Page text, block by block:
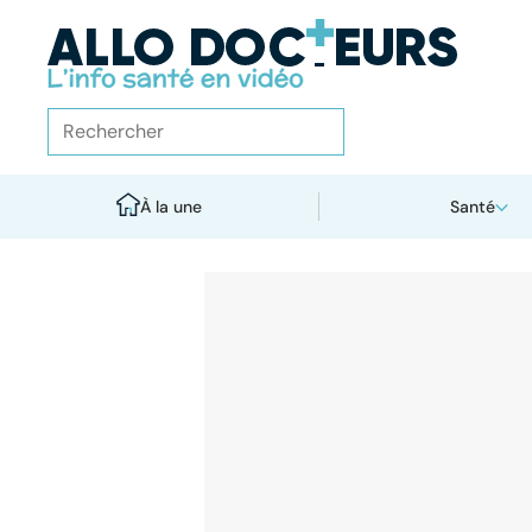
À la une Santé